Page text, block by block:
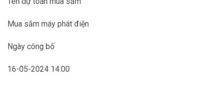
Mua sắm máy phát điện
Ngày công bố
16-05-2024 14:00